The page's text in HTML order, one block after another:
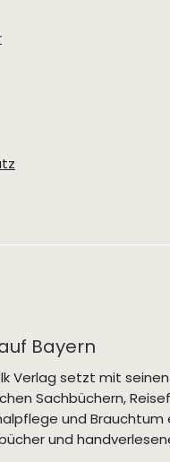
Bayern
Verlag setzt mit
Sachbüchern,
und Brauchtum
und